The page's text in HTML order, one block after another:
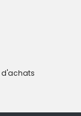
d'achats